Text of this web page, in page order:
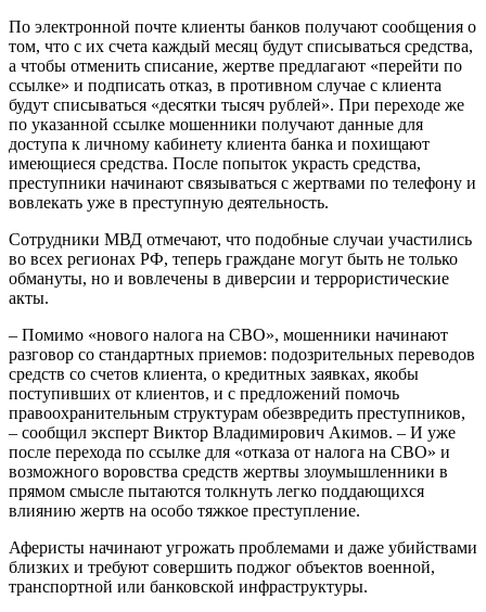
По электронной почте клиенты банков получают сообщения о
том, что с их счета каждый месяц будут списываться средства,
а чтобы отменить списание, жертве предлагают «перейти по
ссылке» и подписать отказ, в противном случае с клиента
будут списываться «десятки тысяч рублей». При переходе же
по указанной ссылке мошенники получают данные для
доступа к личному кабинету клиента банка и похищают
имеющиеся средства. После попыток украсть средства,
преступники начинают связываться с жертвами по телефону и
вовлекать уже в преступную деятельность.
Сотрудники МВД отмечают, что подобные случаи участились
во всех регионах РФ, теперь граждане могут быть не только
обмануты, но и вовлечены в диверсии и террористические
акты.
– Помимо «нового налога на СВО», мошенники начинают
разговор со стандартных приемов: подозрительных переводов
средств со счетов клиента, о кредитных заявках, якобы
поступивших от клиентов, и с предложений помочь
правоохранительным структурам обезвредить преступников,
– сообщил эксперт Виктор Владимирович Акимов. – И уже
после перехода по ссылке для «отказа от налога на СВО» и
возможного воровства средств жертвы злоумышленники в
прямом смысле пытаются толкнуть легко поддающихся
влиянию жертв на особо тяжкое преступление.
Аферисты начинают угрожать проблемами и даже убийствами
близких и требуют совершить поджог объектов военной,
транспортной или банковской инфраструктуры.